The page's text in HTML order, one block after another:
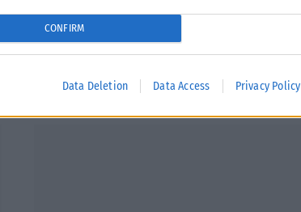
CONFIRM
Data Deletion Data Access Privacy Policy